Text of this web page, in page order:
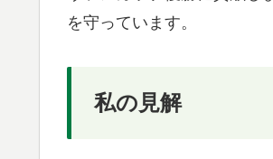
を守っています。
私の見解